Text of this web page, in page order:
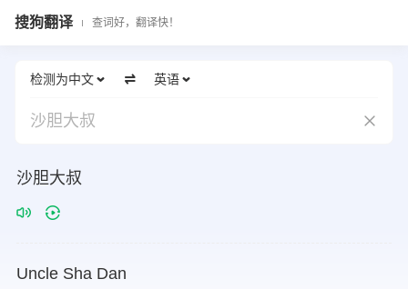
搜狗翻译 查词好，翻译快！
检测为中文 英语
沙胆大叔
沙胆大叔
Uncle Sha Dan